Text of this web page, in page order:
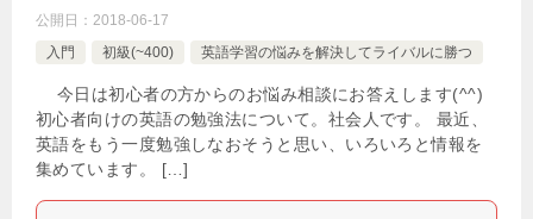
公開日： 2018-06-17
入門
初級(~400) 英語学習の悩みを解決してライバルに勝つ
今日は初心者の方からのお悩み相談にお答えします(^^)
初心者向けの英語の勉強法について。社会人です。 最近、
英語をもう一度勉強しなおそうと思い、いろいろと情報を
集めています。 […]